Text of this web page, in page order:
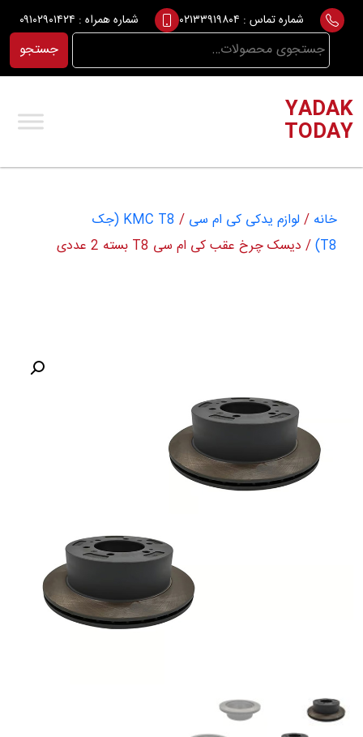
Skip
content
شماره تماس : ۰۲۱۳۳۹۱۹۸۰۴ شماره همراه : ۰۹۱۰۲۹۰۱۴۲۴
جستجو
برای:
جستجو
YADAK
TODAY
خانه / لوازم یدکی کی ام سی /
KMC T8 (جک
T8) / دیسک چرخ عقب کی ام سی T8 بسته 2 عددی